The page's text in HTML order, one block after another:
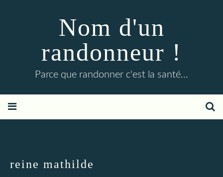
Nom d'un
randonneur !
Parce que randonner c'est la santé...
reine mathilde